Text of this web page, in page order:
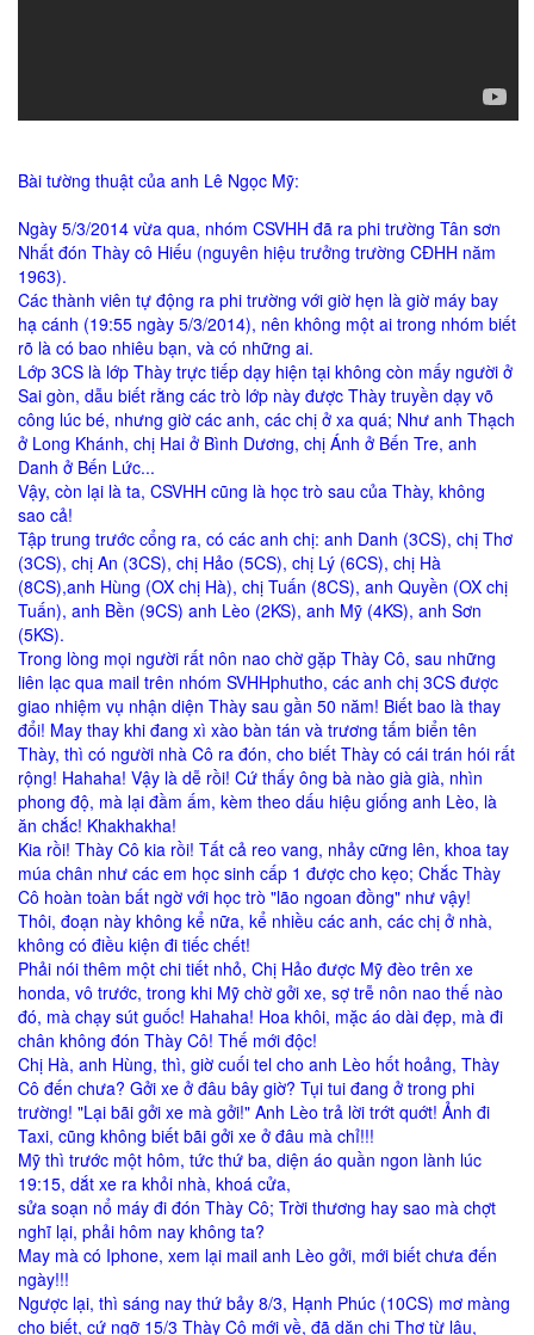
Bài tường thuật của anh Lê Ngọc Mỹ:
Ngày 5/3/2014 vừa qua, nhóm CSVHH đã ra phi trường Tân sơn
Nhất đón Thày cô Hiếu (nguyên hiệu trưởng trường CĐHH năm
1963).
Các thành viên tự động ra phi trường với giờ hẹn là giờ máy bay
hạ cánh (19:55 ngày 5/3/2014), nên không một ai trong nhóm biết
rõ là có bao nhiêu bạn, và có những ai.
Lớp 3CS là lớp Thày trực tiếp dạy hiện tại không còn mấy người ở
Sai gòn, dẫu biết rằng các trò lớp này được Thày truyền dạy võ
công lúc bé, nhưng giờ các anh, các chị ở xa quá; Như anh Thạch
ở Long Khánh, chị Hai ở Bình Dương, chị Ánh ở Bến Tre, anh
Danh ở Bến Lức...
Vậy, còn lại là ta, CSVHH cũng là học trò sau của Thày, không
sao cả!
Tập trung trước cổng ra, có các anh chị: anh Danh (3CS), chị Thơ
(3CS), chị An (3CS), chị Hảo (5CS), chị Lý (6CS), chị Hà
(8CS),anh Hùng (OX chị Hà), chị Tuấn (8CS), anh Quyền (OX chị
Tuấn), anh Bền (9CS) anh Lèo (2KS), anh Mỹ (4KS), anh Sơn
(5KS).
Trong lòng mọi người rất nôn nao chờ gặp Thày Cô, sau những
liên lạc qua mail trên nhóm SVHHphutho, các anh chị 3CS được
giao nhiệm vụ nhận diện Thày sau gần 50 năm! Biết bao là thay
đổi! May thay khi đang xì xào bàn tán và trương tấm biển tên
Thày, thì có người nhà Cô ra đón, cho biết Thày có cái trán hói rất
rộng! Hahaha! Vậy là dễ rồi! Cứ thấy ông bà nào già già, nhìn
phong độ, mà lại đầm ấm, kèm theo dấu hiệu giống anh Lèo, là
ăn chắc! Khakhakha!
Kia rồi! Thày Cô kia rồi! Tất cả reo vang, nhảy cững lên, khoa tay
múa chân như các em học sinh cấp 1 được cho kẹo; Chắc Thày
Cô hoàn toàn bất ngờ với học trò "lão ngoan đồng" như vậy!
Thôi, đoạn này không kể nữa, kể nhiều các anh, các chị ở nhà,
không có điều kiện đi tiếc chết!
Phải nói thêm một chi tiết nhỏ, Chị Hảo được Mỹ đèo trên xe
honda, vô trước, trong khi Mỹ chờ gởi xe, sợ trễ nôn nao thế nào
đó, mà chạy sút guốc! Hahaha! Hoa khôi, mặc áo dài đẹp, mà đi
chân không đón Thày Cô! Thế mới độc!
Chị Hà, anh Hùng, thì, giờ cuối tel cho anh Lèo hốt hoảng, Thày
Cô đến chưa? Gởi xe ở đâu bây giờ? Tụi tui đang ở trong phi
trường! "Lại bãi gởi xe mà gởi!" Anh Lèo trả lời trớt quớt! Ảnh đi
Taxi, cũng không biết bãi gởi xe ở đâu mà chỉ!!!
Mỹ thì trước một hôm, tức thứ ba, diện áo quần ngon lành lúc
19:15, dắt xe ra khỏi nhà, khoá cửa,
sửa soạn nổ máy đi đón Thày Cô; Trời thương hay sao mà chợt
nghĩ lại, phải hôm nay không ta?
May mà có Iphone, xem lại mail anh Lèo gởi, mới biết chưa đến
ngày!!!
Ngược lại, thì sáng nay thứ bảy 8/3, Hạnh Phúc (10CS) mơ màng
cho biết, cứ ngỡ 15/3 Thày Cô mới về, đã dặn chị Thơ từ lâu,